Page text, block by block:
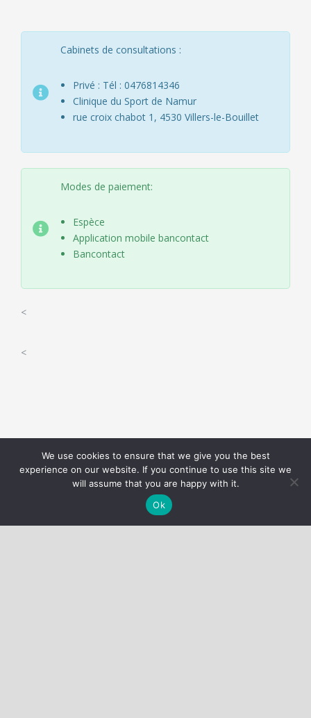
Cabinets de consultations :
Privé : Tél : 0476814346
Clinique du Sport de Namur
rue croix chabot 1, 4530 Villers-le-Bouillet
Modes de paiement:
Espèce
Application mobile bancontact
Bancontact
<
<
Nous utilisons des cookies pour vous garantir la meilleure
expérience sur notre site web.
Réglages des cookies
J'accepte
We use cookies to ensure that we give you the best
experience on our website. If you continue to use this site we
will assume that you are happy with it.
Ok